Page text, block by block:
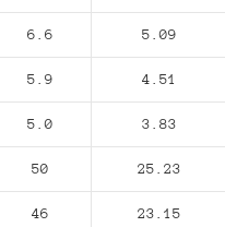
6.6 5.09
5.9 4.51
5.0 3.83
50 25.23
46 23.15